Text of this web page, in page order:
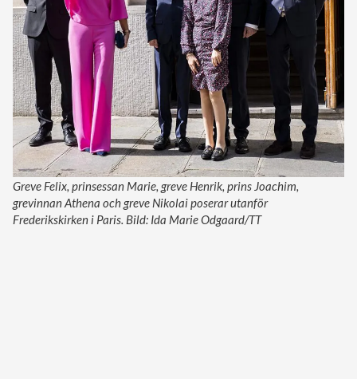
Greve Felix, prinsessan Marie, greve Henrik, prins Joachim,
grevinnan Athena och greve Nikolai poserar utanför
Frederikskirken i Paris. Bild: Ida Marie Odgaard/TT